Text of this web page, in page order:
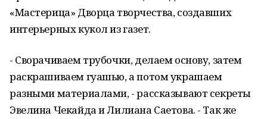
«Мастерица» Дворца творчества, создавших
интерьерных кукол из газет.
- Сворачиваем трубочки, делаем основу, затем
раскрашиваем гуашью, а потом украшаем
разными материалами, - рассказывают секреты
Эвелина Чекайда и Лилиана Саетова. - Так же